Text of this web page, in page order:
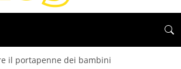
il portapenne dei bambini